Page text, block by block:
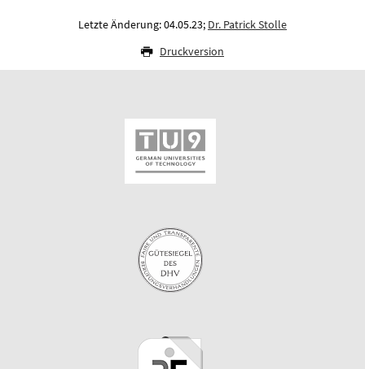
Letzte Änderung: 04.05.23; Dr. Patrick Stolle
Druckversion